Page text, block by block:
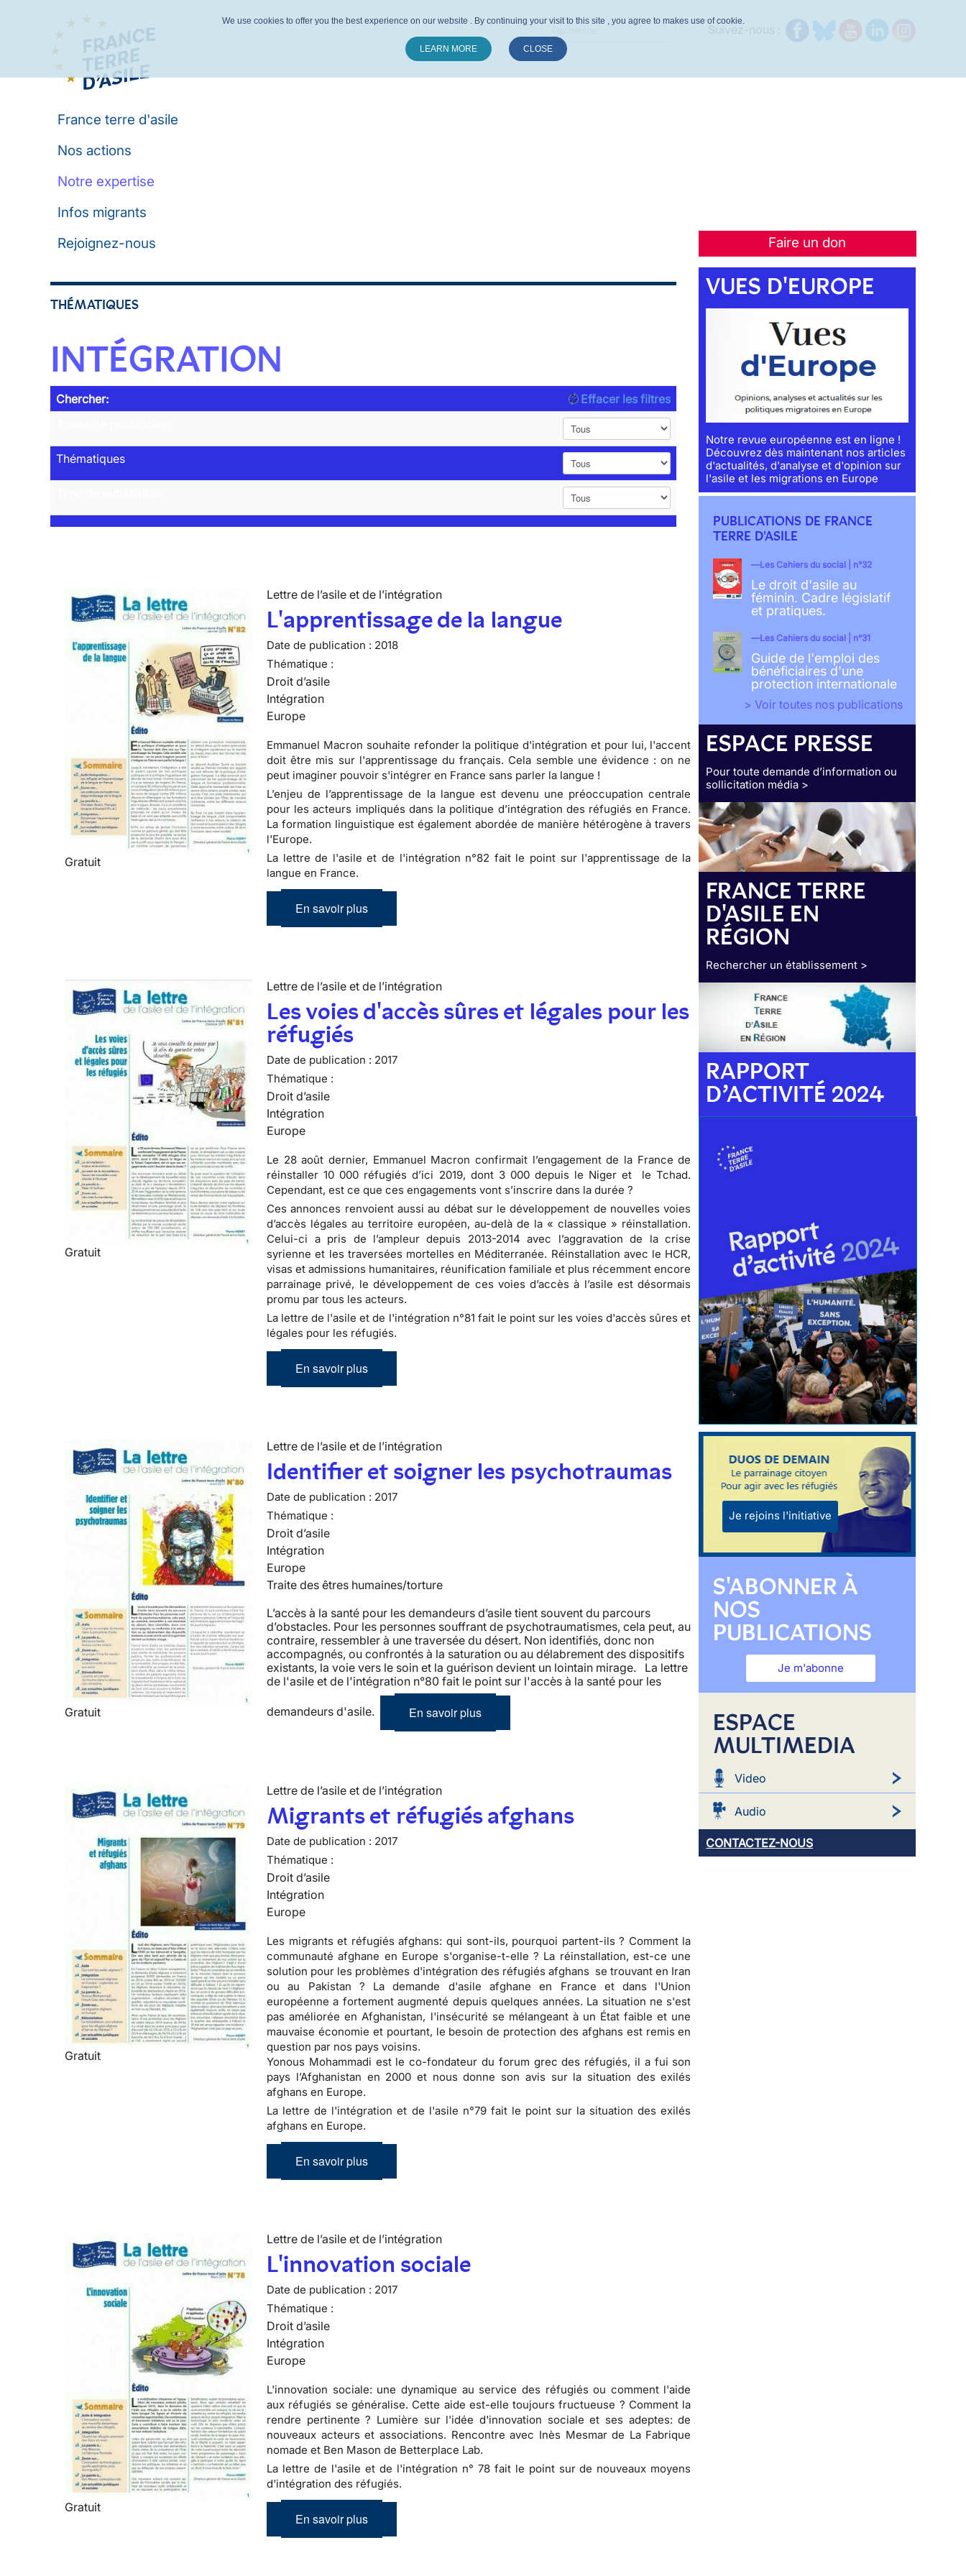
France terre d'asile
Nos actions
Notre expertise
Infos migrants
Faire un don
Rejoignez-nous
THÉMATIQUES
INTÉGRATION
Chercher:
Effacer les filtres
Thématiques
Gratuit
Lettre de l’asile et de l’intégration
L'apprentissage de la langue
Date de publication : 2018
Thématique :
Droit d’asile
Intégration
Europe
Emmanuel Macron souhaite refonder la politique d'intégration et pour lui, l'accent
doit être mis sur l'apprentissage du français. Cela semble une évidence : on ne
peut imaginer pouvoir s'intégrer en France sans parler la langue !
L’enjeu de l’apprentissage de la langue est devenu une préoccupation centrale
pour les acteurs impliqués dans la politique d’intégration des réfugiés en France.
La formation linguistique est également abordée de manière hétérogène à travers
l'Europe.
La lettre de l'asile et de l'intégration n°82 fait le point sur l'apprentissage de la
langue en France.
En savoir plus
Gratuit
Lettre de l’asile et de l’intégration
Les voies d'accès sûres et légales pour les
réfugiés
Date de publication : 2017
Thématique :
Droit d’asile
Intégration
Europe
Le 28 août dernier, Emmanuel Macron confirmait l’engagement de la France de
réinstaller 10 000 réfugiés d’ici 2019, dont 3 000 depuis le Niger et le Tchad.
Cependant, est ce que ces engagements vont s’inscrire dans la durée ?
Ces annonces renvoient aussi au débat sur le développement de nouvelles voies
d’accès légales au territoire européen, au-delà de la « classique » réinstallation.
Celui-ci a pris de l’ampleur depuis 2013-2014 avec l’aggravation de la crise
syrienne et les traversées mortelles en Méditerranée. Réinstallation avec le HCR,
visas et admissions humanitaires, réunification familiale et plus récemment encore
parrainage privé, le développement de ces voies d’accès à l’asile est désormais
promu par tous les acteurs.
La lettre de l'asile et de l'intégration n°81 fait le point sur les voies d'accès sûres et
légales pour les réfugiés.
En savoir plus
Gratuit
Lettre de l’asile et de l’intégration
Identifier et soigner les psychotraumas
Date de publication : 2017
Thématique :
Droit d’asile
Intégration
Europe
Traite des êtres humaines/torture
L’accès à la santé pour les demandeurs d’asile tient souvent du parcours
d’obstacles. Pour les personnes souffrant de psychotraumatismes, cela peut, au
contraire, ressembler à une traversée du désert. Non identifiés, donc non
accompagnés, ou confrontés à la saturation ou au délabrement des dispositifs
existants, la voie vers le soin et la guérison devient un lointain mirage. La lettre
de l'asile et de l'intégration n°80 fait le point sur l'accès à la santé pour les
demandeurs d'asile. En savoir plus
Gratuit
Lettre de l’asile et de l’intégration
Migrants et réfugiés afghans
Date de publication : 2017
Thématique :
Droit d’asile
Intégration
Europe
Les migrants et réfugiés afghans: qui sont-ils, pourquoi partent-ils ? Comment la
communauté afghane en Europe s'organise-t-elle ? La réinstallation, est-ce une
solution pour les problèmes d'intégration des réfugiés afghans se trouvant en Iran
ou au Pakistan ? La demande d'asile afghane en France et dans l'Union
européenne a fortement augmenté depuis quelques années. La situation ne s'est
pas améliorée en Afghanistan, l'insécurité se mélangeant à un État faible et une
mauvaise économie et pourtant, le besoin de protection des afghans est remis en
question par nos pays voisins.
Yonous Mohammadi est le co-fondateur du forum grec des réfugiés, il a fui son
pays l’Afghanistan en 2000 et nous donne son avis sur la situation des exilés
afghans en Europe.
La lettre de l'intégration et de l'asile n°79 fait le point sur la situation des exilés
afghans en Europe.
En savoir plus
Gratuit
Lettre de l’asile et de l’intégration
L'innovation sociale
Date de publication : 2017
Thématique :
Droit d’asile
Intégration
Europe
L'innovation sociale: une dynamique au service des réfugiés ou comment l'aide
aux réfugiés se généralise. Cette aide est-elle toujours fructueuse ? Comment la
rendre pertinente ? Lumière sur l'idée d'innovation sociale et ses adeptes: de
nouveaux acteurs et associations. Rencontre avec Inès Mesmar de La Fabrique
nomade et Ben Mason de Betterplace Lab.
La lettre de l'asile et de l'intégration n° 78 fait le point sur de nouveaux moyens
d'intégration des réfugiés.
En savoir plus
VUES D'EUROPE
Notre revue européenne est en ligne !
Découvrez dès maintenant nos articles
d'actualités, d'analyse et d'opinion sur
l'asile et les migrations en Europe
PUBLICATIONS DE FRANCE
TERRE D'ASILE
Les Cahiers du social | n°32
Le droit d'asile au
féminin. Cadre législatif
et pratiques.
Les Cahiers du social | n°31
Guide de l'emploi des
bénéficiaires d'une
protection internationale
> Voir toutes nos publications
ESPACE PRESSE
Pour toute demande d’information ou
sollicitation média >
FRANCE TERRE
D'ASILE EN
RÉGION
Rechercher un établissement >
RAPPORT
D’ACTIVITÉ 2024
Je rejoins l'initiative
S'ABONNER À
NOS
PUBLICATIONS
Je m'abonne
ESPACE
MULTIMEDIA
Video
Audio
CONTACTEZ-NOUS
We use cookies to offer you the best experience on our website . By continuing your visit to this site , you agree to makes use of cookie.
LEARN MORE CLOSE